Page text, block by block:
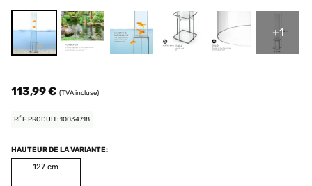
+1
113,99 € (TVA incluse)
RÉF PRODUIT: 10034718
HAUTEUR DE LA VARIANTE:
127 cm